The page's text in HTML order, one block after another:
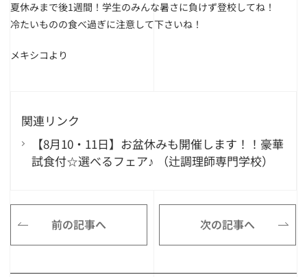
夏休みまで後1週間！学生のみんな暑さに負けず登校してね！
冷たいものの食べ過ぎに注意して下さいね！
メキシコより
関連リンク
【8月10・11日】お盆休みも開催します！！豪華
試食付☆選べるフェア♪ （辻調理師専門学校）
前の記事へ 次の記事へ